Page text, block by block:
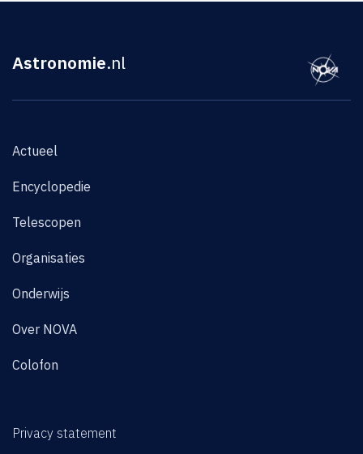
Astronomie.nl
Actueel
Encyclopedie
Telescopen
Organisaties
Onderwijs
Over NOVA
Colofon
Privacy statement